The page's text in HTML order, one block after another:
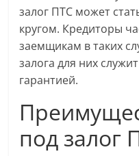
залог ПТС может
кругом. Кредиторы
заемщикам в таких
залога для них
гарантией.
под залог